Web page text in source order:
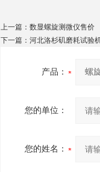
上一篇： 数显螺旋测微仪售价
下一篇： 河北洛杉矶磨耗试验
产品：
您的单位：
您的姓名：